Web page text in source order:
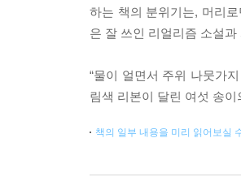
하는 책의 분위기는, 머리
은 잘 쓰인 리얼리즘 소설
“물이 얼면서 주위 나뭇가
림색 리본이 달린 여섯 송
책의 일부 내용을 미리 읽어보실